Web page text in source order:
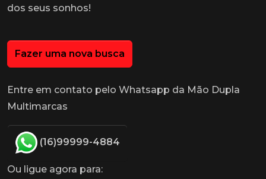
dos seus sonhos!
Fazer uma nova busca
Entre em contato pelo Whatsapp da Mão Dupla
Multimarcas
(16)99999-4884
Ou ligue agora para: